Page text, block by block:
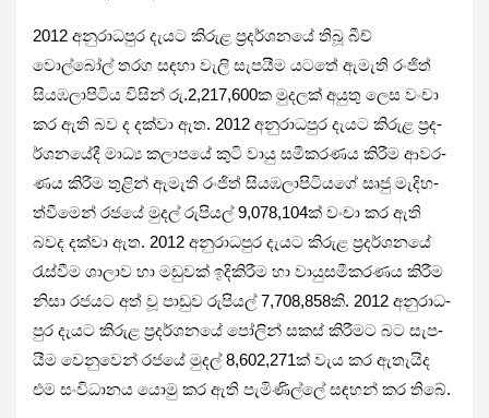
2012 අනු­රා­ධ­පුර දැයට කිරුළ ප්‍රද­ර්ශ­නයේ තිබූ බීච්
වොල්බෝල් තරග සඳහා වැලි සැප­යීම යටතේ ඇමැති රංජිත්
සිය­ඹ­ලා­පි­ටිය විසින් රු.2,217,600ක මුද­ලක් අයුතු ලෙස වංචා
කර ඇති බව ද දක්වා ඇත. 2012 අනු­රා­ධ­පුර දැයට කිරුළ ප්‍රද­
ර්ශ­න­යේදී මාධ්‍ය කලා­පයේ කුටි වායු සමී­ක­ර­ණය කිරීම ආව­ර­
ණය කිරීම තුළින් ඇමැති රංජිත් සිය­ඹ­ලා­පි­ටි­යගේ සෘජු මැදි­හ­
ත්වී­මෙන් රජයේ මුදල් රුපි­යල් 9,078,104ක් වංචා කර ඇති
බවද දක්වා ඇත. 2012 අනු­රා­ධ­පුර දැයට කිරුළ ප්‍රද­ර්ශ­නයේ
රැස්වීම ශාලාව හා මඩු­වක් ඉදි­කි­රීම හා වායු­ස­මී­ක­ර­ණය කිරීම
නිසා රජ­යට අත් වූ පාඩුව රුපි­යල් 7,708,858කි. 2012 අනු­රා­ධ­
පුර දැයට කිරුළ ප්‍රද­ර්ශ­නයේ පෝලින් සකස් කිරී­මට බට සැප­
යීම වෙනු­වෙන් රජයේ මුදල් 8,602,271ක් වැය කර ඇතැ­යිද
එම සංවි­ධා­නය යොමු කර ඇති පැමි­ණිල්ලේ සඳ­හන් කර තිබේ.